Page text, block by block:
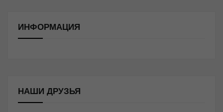
ИНФОРМАЦИЯ
НАШИ ДРУЗЬЯ